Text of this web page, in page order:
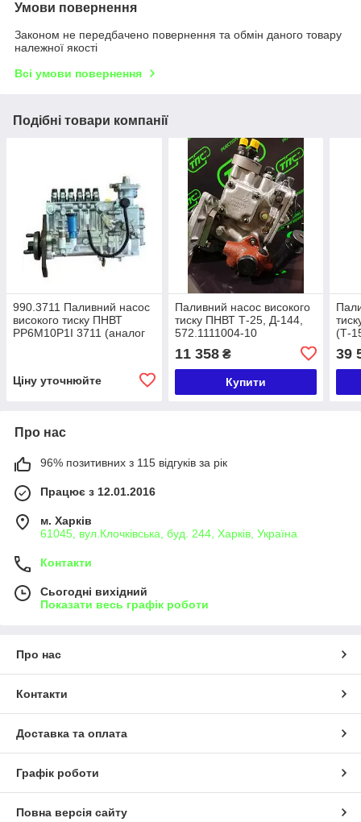
Умови повернення
Законом не передбачено повернення та обмін даного товару
належної якості
Всі умови повернення
Подібні товари компанії
990.3711 Паливний насос
високого тиску ПНВТ
PP6M10P1I 3711 (аналог
Ціну уточнюйте
Паливний насос високого
тиску ПНВТ Т-25, Д-144,
572.1111004-10
односекційний (пучковий)
під "Рябчик" ЧТА
11 358₴
Купити
(Т-
39
Про нас
96% позитивних з 115 відгуків за рік
Працює з 12.01.2016
м. Харків
61045, вул.Клочківська, буд. 244, Харків, Україна
Контакти
Сьогодні вихідний
Показати весь графік роботи
Про нас
Контакти
Доставка та оплата
Графік роботи
Повна версія сайту